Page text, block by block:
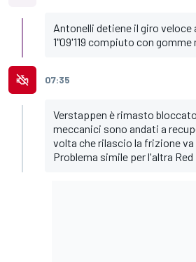
Antonelli detiene il giro veloce
1"09'119 compiuto con gomme
07:35
Verstappen è rimasto
meccanici sono andati a
volta che rilascio la frizione
Problema simile per l'altra Red